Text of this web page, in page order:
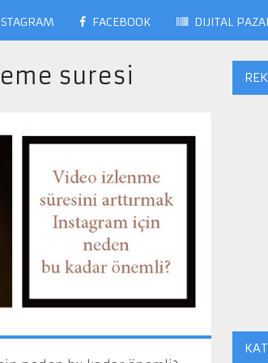
FACEBOOK DIJITAL
suresi